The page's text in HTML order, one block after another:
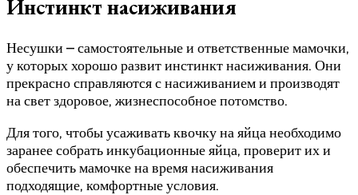
Инстинкт насиживания
Несушки – самостоятельные и ответственные мамочки,
у которых хорошо развит инстинкт насиживания. Они
прекрасно справляются с насиживанием и производят
на свет здоровое, жизнеспособное потомство.
Для того, чтобы усаживать квочку на яйца необходимо
заранее собрать инкубационные яйца, проверит их и
обеспечить мамочке на время насиживания
подходящие, комфортные условия.